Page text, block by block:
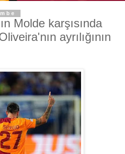
Molde karşısında
ayrılığının